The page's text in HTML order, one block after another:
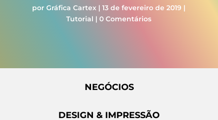
porGráfica Cartex |13 de fevereiro de 2019 |
Tutorial |0 Comentários
NEGÓCIOS
DESIGN & IMPRESSÃO